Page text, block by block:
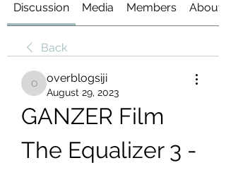
Discussion Media Members About
Back
overblogsiji
overblogsiji
August 29, 2023
GANZER Film
The Equalizer 3 -